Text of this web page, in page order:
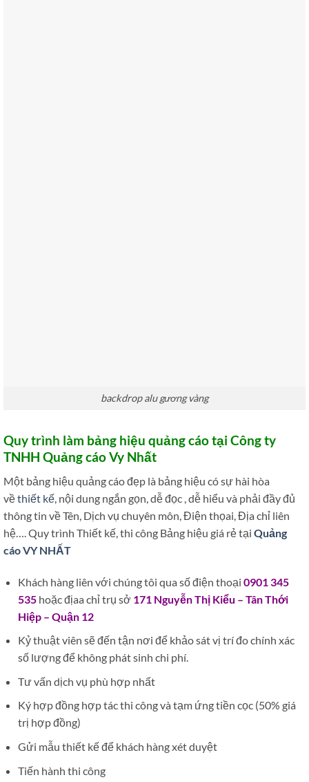
backdrop alu gương vàng
Quy trình làm bảng hiệu quảng cáo tại Công ty
TNHH Quảng cáo Vy Nhất
Một bảng hiệu quảng cáo đẹp là bảng hiệu có sự hài hòa
vềthiết kế , nội dung ngắn gọn, dễ đọc , dễ hiểu và phải đầy đủ
thông tin về Tên, Dịch vụ chuyên môn, Điện thọai, Địa chỉ liên
hệ…. Quy trình Thiết kế, thi công Bảng hiệu giá rẻ tại Quảng
cáo VY NHẤT
Khách hàng liên với chúng tôi qua số điện thoại 0901 345
535hoặc địaa chỉ trụ sở 171 Nguyễn Thị Kiểu – Tân Thới
Hiệp – Quận 12
Kỷ thuật viên sẽ đến tận nơi để khảo sát vị trí đo chính xác
số lượng để không phát sinh chi phí.
Tư vấn dịch vụ phù hợp nhất
Ký hợp đồng hợp tác thi công và tạm ứng tiền cọc (50% giá
trị hợp đồng)
Gửi mẫu thiết kế để khách hàng xét duyệt
Tiến hành thi công